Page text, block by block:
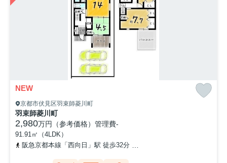
NEW
京都市伏見区羽束師菱川町
羽束師菱川町
2,980万円（参考価格） 管理費-
91.91㎡（4LDK）
阪急京都本線「西向日」駅 徒歩32分